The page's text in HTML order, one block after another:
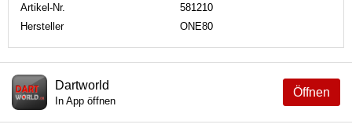
Artikel-Nr.
581210
Hersteller
ONE80
Öffnen
Dartworld
In App öffnen